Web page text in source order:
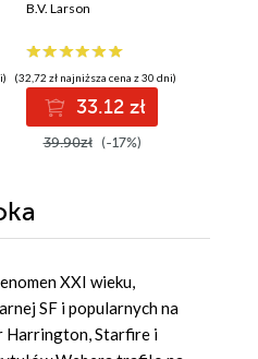
Skraju
B.V. Larson
(32,72 zł najniższa cena z 30 dni)
33.12 zł
39.90zł (-17%)
XXI wieku,
SF i popularnych na
Harrington, Starfire i